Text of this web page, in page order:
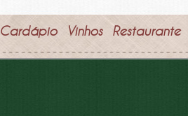
Cardápio Vinhos Restaurante